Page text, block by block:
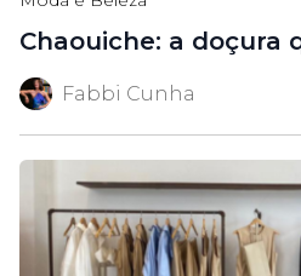
Chaouiche: a doçura
Fabbi Cunha